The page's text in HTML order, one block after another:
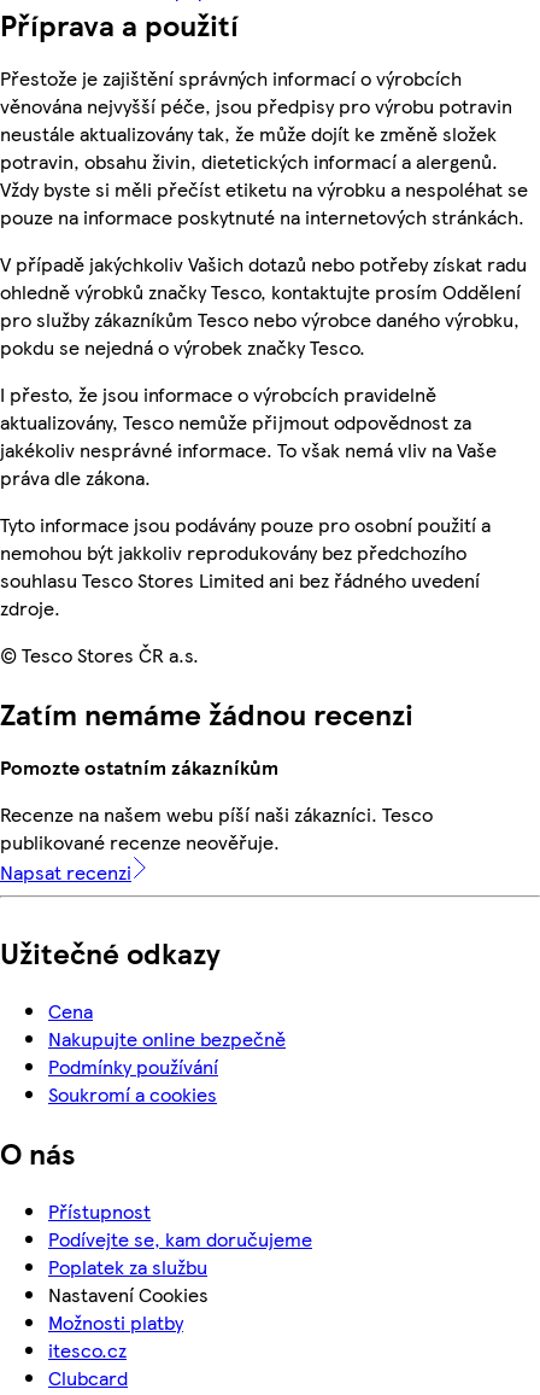
Příprava a použití
Přestože je zajištění správných informací o výrobcích
věnována nejvyšší péče, jsou předpisy pro výrobu potravin
neustále aktualizovány tak, že může dojít ke změně složek
potravin, obsahu živin, dietetických informací a alergenů.
Vždy byste si měli přečíst etiketu na výrobku a nespoléhat se
pouze na informace poskytnuté na internetových stránkách.
V případě jakýchkoliv Vašich dotazů nebo potřeby získat radu
ohledně výrobků značky Tesco, kontaktujte prosím Oddělení
pro služby zákazníkům Tesco nebo výrobce daného výrobku,
pokdu se nejedná o výrobek značky Tesco.
I přesto, že jsou informace o výrobcích pravidelně
aktualizovány, Tesco nemůže přijmout odpovědnost za
jakékoliv nesprávné informace. To však nemá vliv na Vaše
práva dle zákona.
Tyto informace jsou podávány pouze pro osobní použití a
nemohou být jakkoliv reprodukovány bez předchozího
souhlasu Tesco Stores Limited ani bez řádného uvedení
zdroje.
© Tesco Stores ČR a.s.
Zatím nemáme žádnou recenzi
Pomozte ostatním zákazníkům
Recenze na našem webu píší naši zákazníci. Tesco
publikované recenze neověřuje.
Napsat recenzi
Užitečné odkazy
Cena
Nakupujte online bezpečně
Podmínky používání
Soukromí a cookies
O nás
Přístupnost
Podívejte se, kam doručujeme
Poplatek za službu
Nastavení Cookies
Možnosti platby
itesco.cz
Clubcard